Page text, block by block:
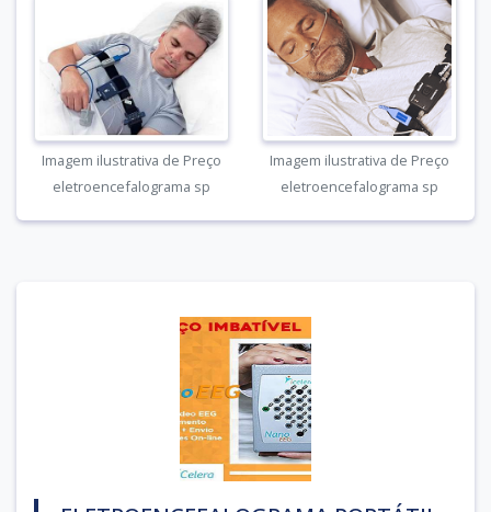
Imagem ilustrativa de Preço
eletroencefalograma sp
Imagem ilustrativa de Preço
eletroencefalograma sp